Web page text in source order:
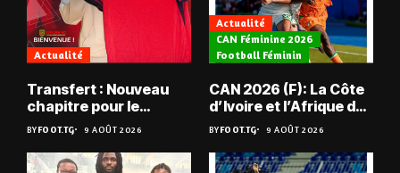
Actualité
Transfert : Nouveau
chapitre pour le
Togolais Antoine
Agbetogon, au Mali
BYFOOT.TG 9 AOÛT 2026
Actualité
CAN Féminine 2026
Football Féminin
CAN 2026 (F): La Côte
d’Ivoire et l’Afrique du
Sud tombent
BYFOOT.TG 9 AOÛT 2026